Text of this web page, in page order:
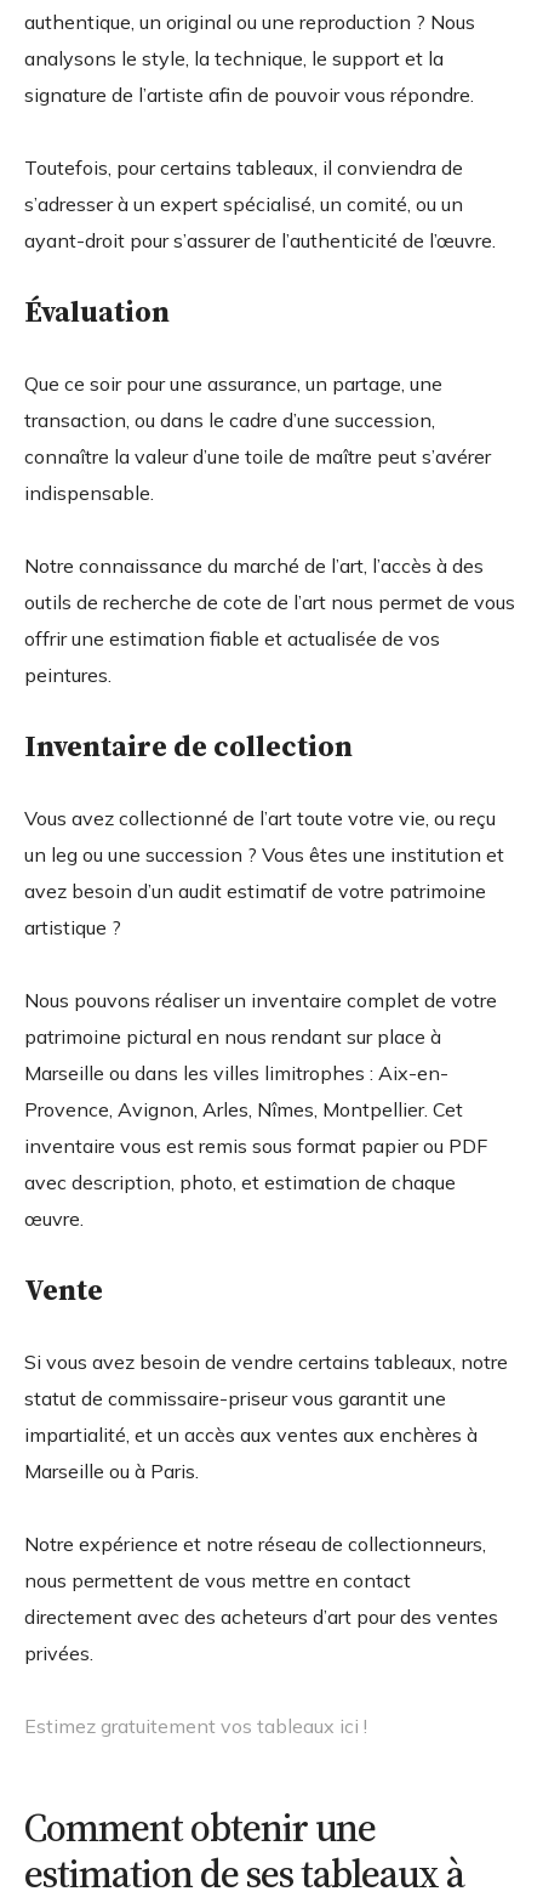
authentique, un original ou une reproduction ? Nous
analysons le style, la technique, le support et la
signature de l’artiste afin de pouvoir vous répondre.
Toutefois, pour certains tableaux, il conviendra de
s’adresser à un expert spécialisé, un comité, ou un
ayant-droit pour s’assurer de l’authenticité de l’œuvre.
Évaluation
Que ce soir pour une assurance, un partage, une
transaction, ou dans le cadre d’une succession,
connaître la valeur d’une toile de maître peut s’avérer
indispensable.
Notre connaissance du marché de l’art, l’accès à des
outils de recherche de cote de l’art nous permet de vous
offrir une estimation fiable et actualisée de vos
peintures.
Inventaire de collection
Vous avez collectionné de l’art toute votre vie, ou reçu
un leg ou une succession ? Vous êtes une institution et
avez besoin d’un audit estimatif de votre patrimoine
artistique ?
Nous pouvons réaliser un inventaire complet de votre
patrimoine pictural en nous rendant sur place à
Marseille ou dans les villes limitrophes : Aix-en-
Provence, Avignon, Arles, Nîmes, Montpellier. Cet
inventaire vous est remis sous format papier ou PDF
avec description, photo, et estimation de chaque
œuvre.
Vente
Si vous avez besoin de vendre certains tableaux, notre
statut de commissaire-priseur vous garantit une
impartialité, et un accès aux ventes aux enchères à
Marseille ou à Paris.
Notre expérience et notre réseau de collectionneurs,
nous permettent de vous mettre en contact
directement avec des acheteurs d’art pour des ventes
privées.
Estimez gratuitement vos tableaux ici !
Comment obtenir une
estimation de ses tableaux à